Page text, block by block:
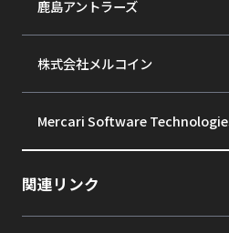
鹿島アントラーズ
株式会社メルコイン
Mercari Software
関連リンク